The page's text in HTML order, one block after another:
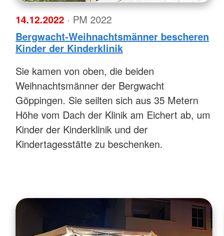
14.12.2022 · PM 2022
Bergwacht-Weihnachtsmänner bescheren
Kinder der Kinderklinik
Sie kamen von oben, die beiden
Weihnachtsmänner der Bergwacht
Göppingen. Sie seilten sich aus 35 Metern
Höhe vom Dach der Klinik am Eichert ab, um
Kinder der Kinderklinik und der
Kindertagesstätte zu beschenken.